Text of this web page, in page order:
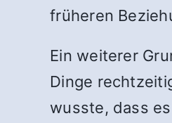
früheren
Ein weiterer
Dinge
wusste, dass